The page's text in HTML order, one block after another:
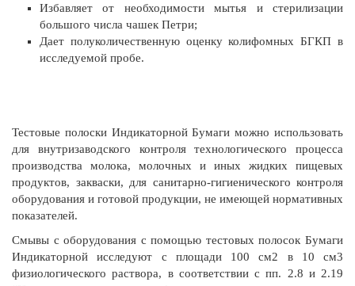
Избавляет от необходимости мытья и стерилизации
большого числа чашек Петри;
Дает полуколичественную оценку колифомных БГКП в
исследуемой пробе.
Тестовые полоски Индикаторной Бумаги можно использовать
для внутризаводского контроля технологического процесса
производства молока, молочных и иных жидких пищевых
продуктов, закваски, для санитарно-гигиенического контроля
оборудования и готовой продукции, не имеющей нормативных
показателей.
Смывы с оборудования с помощью тестовых полосок Бумаги
Индикаторной исследуют с площади 100 см2 в 10 см3
физиологического раствора, в соответствии с пп. 2.8 и 2.19